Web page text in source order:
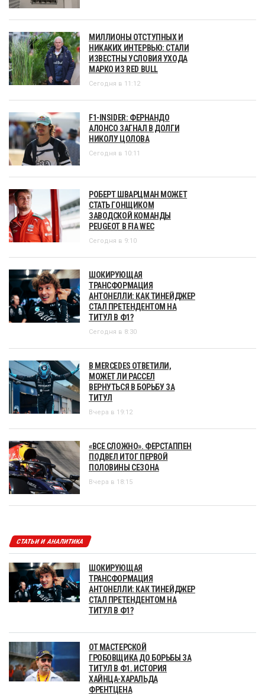
МИЛЛИОНЫ ОТСТУПНЫХ И
НИКАКИХ ИНТЕРВЬЮ: СТАЛИ
ИЗВЕСТНЫ УСЛОВИЯ УХОДА
МАРКО ИЗ RED BULL
Сегодня в 11:12
F1-INSIDER: ФЕРНАНДО
АЛОНСО ЗАГНАЛ В ДОЛГИ
НИКОЛУ ЦОЛОВА
Сегодня в 10:11
РОБЕРТ ШВАРЦМАН МОЖЕТ
СТАТЬ ГОНЩИКОМ
ЗАВОДСКОЙ КОМАНДЫ
PEUGEOT В FIA WEC
Сегодня в 9:10
ШОКИРУЮЩАЯ
ТРАНСФОРМАЦИЯ
АНТОНЕЛЛИ: КАК ТИНЕЙДЖЕР
СТАЛ ПРЕТЕНДЕНТОМ НА
ТИТУЛ В Ф1?
Сегодня в 8:30
В MERCEDES ОТВЕТИЛИ,
МОЖЕТ ЛИ РАССЕЛ
ВЕРНУТЬСЯ В БОРЬБУ ЗА
ТИТУЛ
Вчера в 19:12
«ВСЕ СЛОЖНО». ФЕРСТАППЕН
ПОДВЕЛ ИТОГ ПЕРВОЙ
ПОЛОВИНЫ СЕЗОНА
Вчера в 18:15
СТАТЬИ И АНАЛИТИКА
ШОКИРУЮЩАЯ
ТРАНСФОРМАЦИЯ
АНТОНЕЛЛИ: КАК ТИНЕЙДЖЕР
СТАЛ ПРЕТЕНДЕНТОМ НА
ТИТУЛ В Ф1?
ОТ МАСТЕРСКОЙ
ГРОБОВЩИКА ДО БОРЬБЫ ЗА
ТИТУЛ В Ф1. ИСТОРИЯ
ХАЙНЦА-ХАРАЛЬДА
ФРЕНТЦЕНА